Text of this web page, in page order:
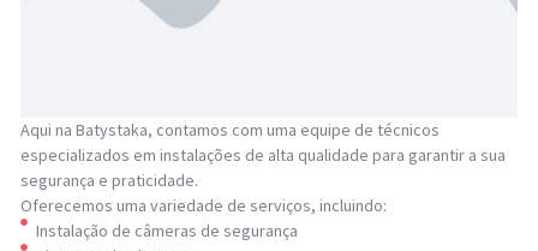
Aqui na Batystaka, contamos com uma equipe de técnicos
especializados em instalações de alta qualidade para garantir a sua
segurança e praticidade.
Oferecemos uma variedade de serviços, incluindo:
Instalação de câmeras de segurança